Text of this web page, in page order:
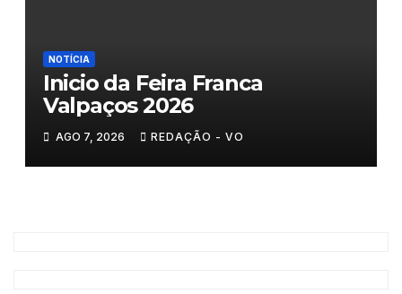
NOTÍCIA
Inicio da Feira Franca
Valpaços 2026
AGO 7, 2026 REDAÇÃO - VO